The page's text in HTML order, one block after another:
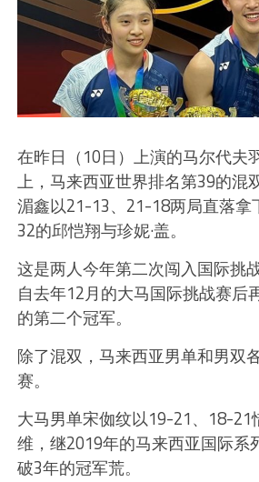
在昨日（10日）上演的马尔代夫
上，马来西亚世界排名第39的混
湄鑫以21-13、21-18两局直落拿
32的邱恺翔与珍妮·盖。
这是两人今年第二次闯入国际挑
自去年12月的大马国际挑战赛后
的第二个冠军。
除了混双，马来西亚男单和男双
赛。
大马男单宋侞纹以19-21、18-21
维，继2019年的马来西亚国际系
破3年的冠军荒。